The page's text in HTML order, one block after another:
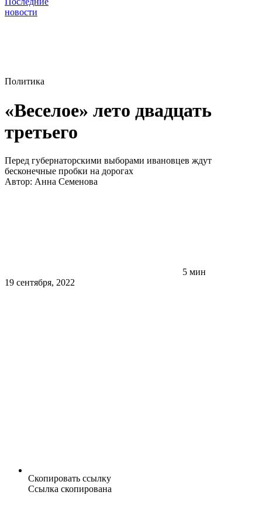
новости
Политика
«Веселое» лето двадцать
третьего
Перед губернаторскими выборами ивановцев ждут
бесконечные пробки на дорогах
Автор: Анна Семенова
5 мин
19 сентября, 2022
Скопировать ссылку
Ссылка скопирована